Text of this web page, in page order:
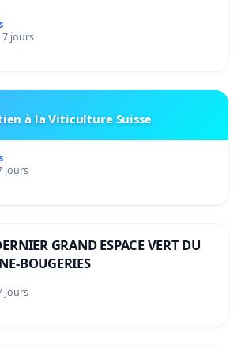
7 jours
à la Viticulture Suisse
jours
GRAND ESPACE VERT DU
BOUGERIES
jours